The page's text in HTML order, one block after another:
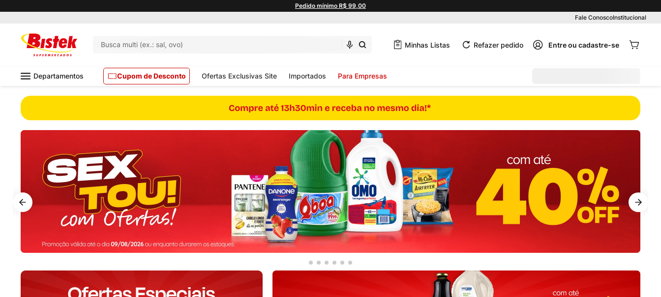
Pedido mínimo R$ 99,00
Fale ConoscoInstitucional
Busca multi (ex.: sal, ovo) Minhas Listas Refazer pedido
Departamentos Cupom de Desconto Ofertas Exclusivas Site Importados Para Empresas